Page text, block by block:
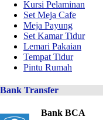
Kursi Pelaminan
Set Meja Cafe
Meja Payung
Set Kamar Tidur
Lemari Pakaian
Tempat Tidur
Pintu Rumah
Bank Transfer
Bank BCA